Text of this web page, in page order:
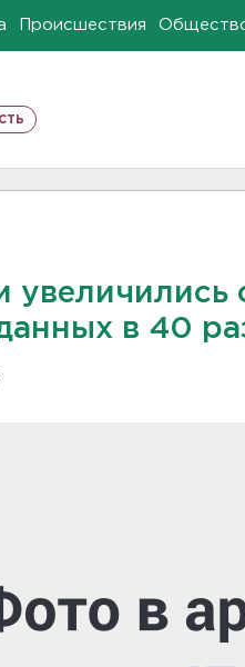
Происшествия
увеличились
в 40